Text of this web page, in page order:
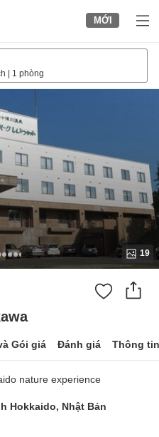
MỚI
1 phòng
19
Gói giá Đánh giá Thông
nature experience
Hokkaido, Nhật Bản